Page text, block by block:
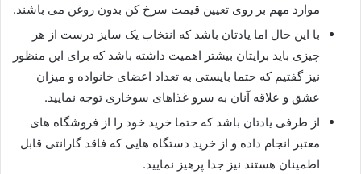
موارد مهم بر روی تعیین قیمت سرخ کن بدون روغن می باشند.
با این حال اما یادتان باشد که انتخاب یک سایز درست از هر
چیزی باید برایتان بیشتر اهمیت داشته باشد که برای این منظور
نیز گفتیم که حتما بایستی به تعداد اعضای خانواده و میزان
عشق و علاقه آنان به سرو غذاهای سوخاری توجه نمایید.
از طرفی یادتان باشد که حتما خرید خود را از فروشگاه های
معتبر انجام داده و از خرید دستگاه هایی که فاقد گارانتی قابل
اطمینان هستند نیز جدا پرهیز نمایید.